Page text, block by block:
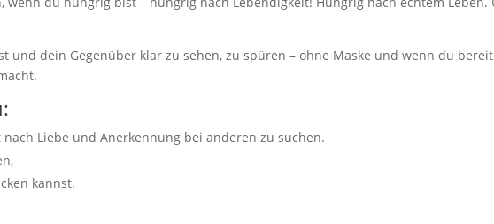
und dein Gegenüber klar zu sehen, zu spüren – ohne Maske und wenn du
Liebe und Anerkennung bei anderen zu suchen.
kannst.